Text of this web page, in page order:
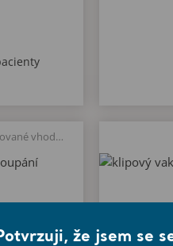
klipový vak pro amputované vhodný ke koupání
že jsem se